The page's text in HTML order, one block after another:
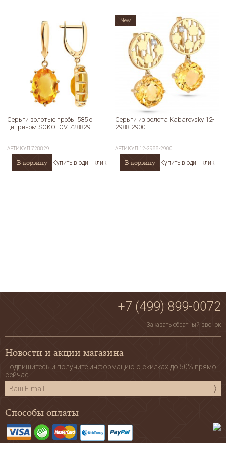
Серьги золотые пробы 585 с
цитрином SOKOLOV 728829
АРТИКУЛ728829
В корзину Купить в один клик
Серьги из золота Kabarovsky 12-
2988-2900
АРТИКУЛ 12-2988-2900
В корзину Купить в один клик
New
+7 (499) 899-0072
Заказать обратный звонок
Новости и акции магазина
Подпишитесь и получите информацию о скидках до 50% прямо
сейчас
Способы оплаты